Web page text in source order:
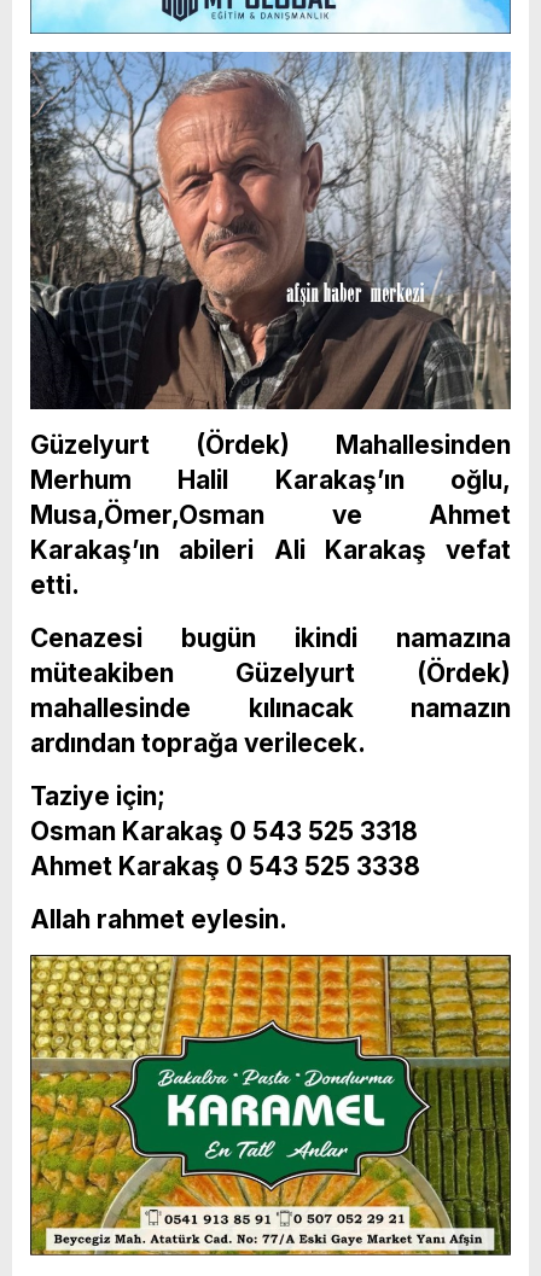
Güzelyurt (Ördek) Mahallesinden
Merhum Halil Karakaş’ın oğlu,
Musa,Ömer,Osman ve Ahmet
Karakaş’ın abileri Ali Karakaş vefat
etti.
Cenazesi bugün ikindi namazına
müteakiben Güzelyurt (Ördek)
mahallesinde kılınacak namazın
ardından toprağa verilecek.
Taziye için;
Osman Karakaş 0 543 525 3318
Ahmet Karakaş 0 543 525 3338
Allah rahmet eylesin.